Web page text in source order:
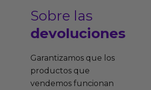
Sobre las
devoluciones
Garantizamos que los
productos que
vendemos funcionan